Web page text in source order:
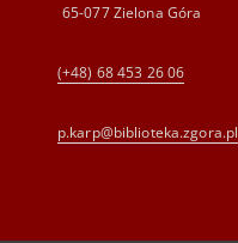
65-077 Zielona Góra
(+48) 68 453 26 06
p.karp@biblioteka.zgora.pl